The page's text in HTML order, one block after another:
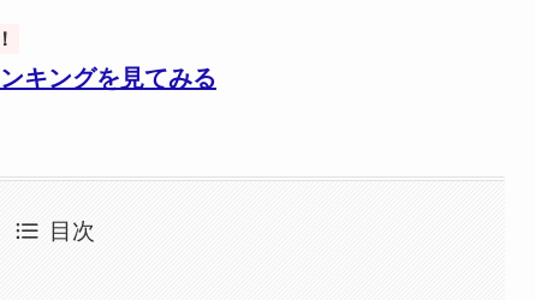
キングを見てみる
目次